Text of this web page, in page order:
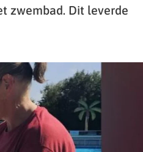
zwembad. Dit leverde